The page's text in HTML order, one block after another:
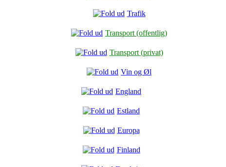
Trafik
Transport (offentlig)
Transport (privat)
Vin og Øl
England
Estland
Europa
Finland